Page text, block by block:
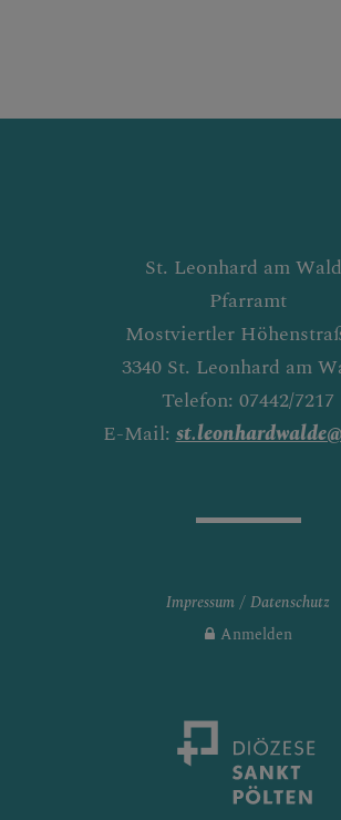
St. Leonhard am
Pfarramt
Mostviertler
3340 St. Leonhard am
Telefon: 07442/7217
E-Mail:
Impressum
Datenschutz
Anmelden